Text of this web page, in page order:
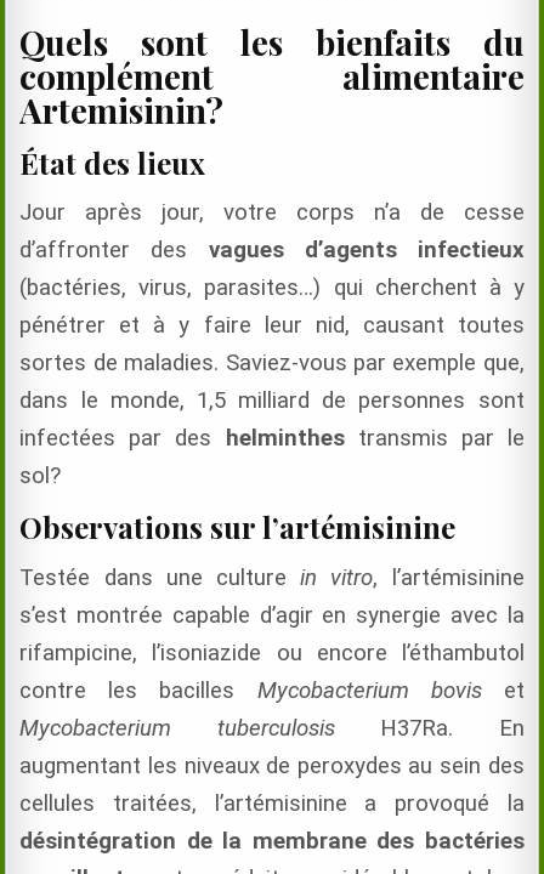
Quels sont les bienfaits du
complément alimentaire
Artemisinin?
État des lieux
Jour après jour, votre corps n’a de cesse
d’affronter des vagues d’agents infectieux
(bactéries, virus, parasites…) qui cherchent à y
pénétrer et à y faire leur nid, causant toutes
sortes de maladies. Saviez-vous par exemple que,
dans le monde, 1,5 milliard de personnes sont
infectées par des
helminthestransmis par le
sol?
Observations sur l’artémisinine
Testée dans une culture in vitro, l’artémisinine
s’est montrée capable d’agir en synergie avec la
rifampicine, l’isoniazide ou encore l’éthambutol
contre les bacilles Mycobacterium bovis et
Mycobacterium tuberculosisH37Ra. En
augmentant les niveaux de peroxydes au sein des
cellules traitées, l’artémisinine a provoqué la
désintégration de la membrane des bactéries